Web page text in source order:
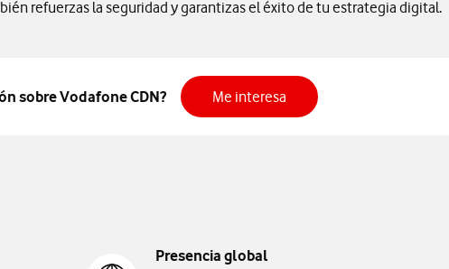
refuerzas la seguridad y garantizas el éxito de tu estrategia digital.
sobre Vodafone CDN? Me interesa sobre Vodafone CDN
Presencia global